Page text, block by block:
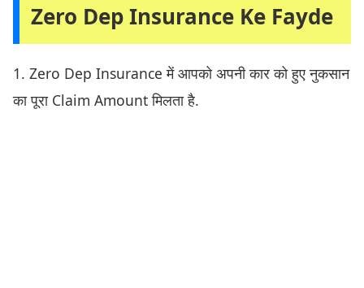
Zero Dep Insurance Ke Fayde
1. Zero Dep Insurance में आपको अपनी कार को हुए नुकसान
का पूरा Claim Amount मिलता है.